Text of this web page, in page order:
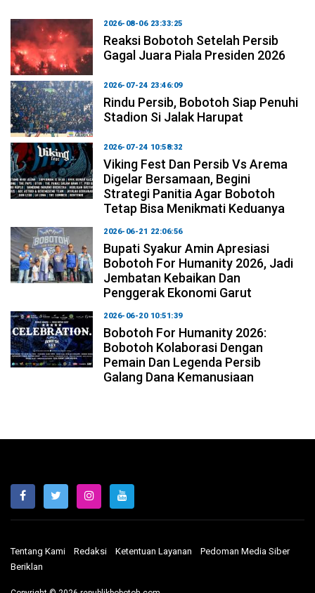
2026-08-06 23:33:25
Reaksi Bobotoh Setelah Persib
Gagal Juara Piala Presiden 2026
2026-07-24 23:46:09
Rindu Persib, Bobotoh Siap Penuhi
Stadion Si Jalak Harupat
2026-07-24 10:58:32
Viking Fest Dan Persib Vs Arema
Digelar Bersamaan, Begini
Strategi Panitia Agar Bobotoh
Tetap Bisa Menikmati Keduanya
2026-06-21 22:06:56
Bupati Syakur Amin Apresiasi
Bobotoh For Humanity 2026, Jadi
Jembatan Kebaikan Dan
Penggerak Ekonomi Garut
2026-06-20 10:51:39
Bobotoh For Humanity 2026:
Bobotoh Kolaborasi Dengan
Pemain Dan Legenda Persib
Galang Dana Kemanusiaan
Tentang Kami Redaksi Ketentuan Layanan
Pedoman Media Siber
Beriklan